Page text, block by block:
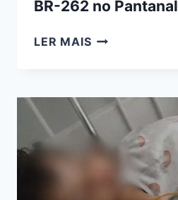
BR-262 no Pantanal
LER MAISONÇA-
NA
BR-
262
NO
PANTANAL